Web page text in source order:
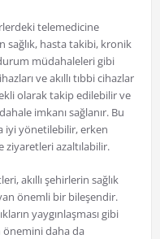
telemedicine
sağlık, hasta takibi, kronik
müdahaleleri gibi
ve akıllı tıbbi cihazlar
olarak takip edilebilir ve
imkanı sağlanır. Bu
iyi yönetilebilir, erken
ziyaretleri azaltılabilir.
akıllı şehirlerin sağlık
önemli bir bileşendir.
yaygınlaşması gibi
önemini daha da